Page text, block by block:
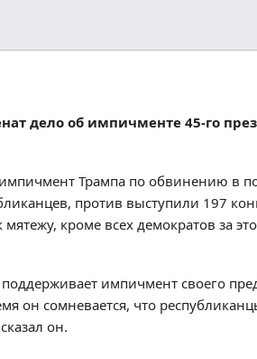
дело об импичменте 45-го
импичмент Трампа по обвинению в
против выступили 197
кроме всех демократов за
импичмент своего
он сомневается, что
он.